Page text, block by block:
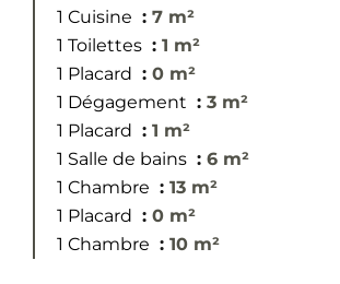
1 Cuisine
7 m²
1 Toilettes
1 m²
1 Placard
0 m²
1 Dégagement
3 m²
1 Placard
1 m²
1 Salle de bains
6 m²
1 Chambre
13 m²
1 Placard
0 m²
1 Chambre
10 m²